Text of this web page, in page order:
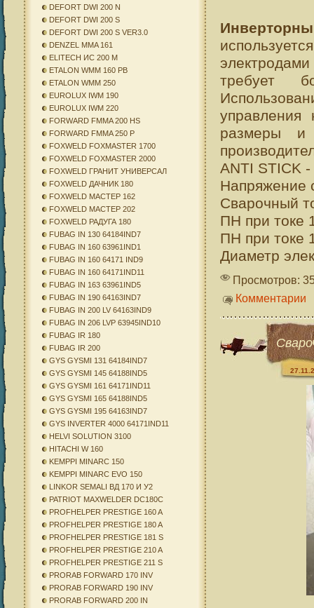
требует
управления
размеры и
ANTI STICK -
Напряжение
Сварочный
ПН при токе
ПН при токе
Диаметр
Просмотров:
Комментарии
DEFORT DWI 200 N
DEFORT DWI 200 S
DEFORT DWI 200 S VER3.0
DENZEL MMA 161
ELITECH ИС 200 М
ETALON WMM 160 PB
ETALON WMM 250
EUROLUX IWM 190
EUROLUX IWM 220
FORWARD FMMA 200 HS
FORWARD FMMA 250 P
FOXWELD FOXMASTER 1700
FOXWELD FOXMASTER 2000
FOXWELD ГРАНИТ УНИВЕРСАЛ
FOXWELD ДАЧНИК 180
FOXWELD МАСТЕР 162
FOXWELD МАСТЕР 202
FOXWELD РАДУГА 180
FUBAG IN 130 64184IND7
FUBAG IN 160 63961IND1
FUBAG IN 160 64171 IND9
FUBAG IN 160 64171IND11
FUBAG IN 163 63961IND5
FUBAG IN 190 64163IND7
FUBAG IN 200 LV 64163IND9
FUBAG IN 206 LVP 63945IND10
FUBAG IR 180
FUBAG IR 200
GYS GYSMI 131 64184IND7
GYS GYSMI 145 64188IND5
GYS GYSMI 161 64171IND11
GYS GYSMI 165 64188IND5
GYS GYSMI 195 64163IND7
GYS INVERTER 4000 64171IND11
HELVI SOLUTION 3100
HITACHI W 160
KEMPPI MINARC 150
KEMPPI MINARC EVO 150
LINKOR SEMALI ВД 170 И У2
PATRIOT MAXWELDER DC180C
PROFHELPER PRESTIGE 160 A
PROFHELPER PRESTIGE 180 A
PROFHELPER PRESTIGE 181 S
PROFHELPER PRESTIGE 210 A
PROFHELPER PRESTIGE 211 S
PRORAB FORWARD 170 INV
PRORAB FORWARD 190 INV
PRORAB FORWARD 200 IN